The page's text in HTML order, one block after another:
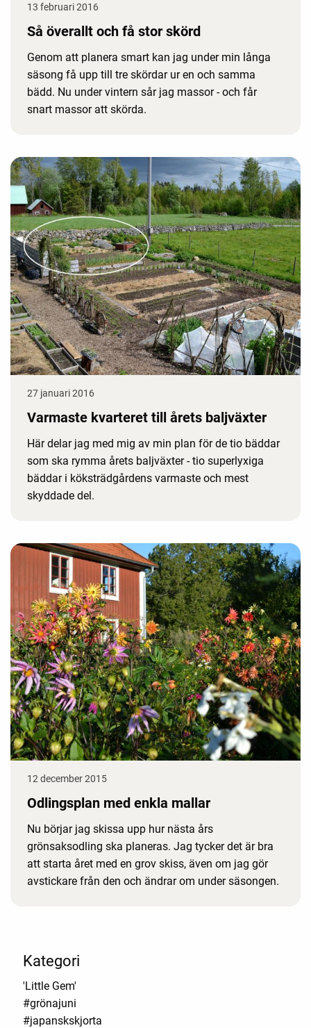
13 februari 2016
Så överallt och få stor skörd
Genom att planera smart kan jag under min långa
säsong få upp till tre skördar ur en och samma
bädd. Nu under vintern sår jag massor - och får
snart massor att skörda.
27 januari 2016
Varmaste kvarteret till årets baljväxter
Här delar jag med mig av min plan för de tio bäddar
som ska rymma årets baljväxter - tio superlyxiga
bäddar i köksträdgårdens varmaste och mest
skyddade del.
12 december 2015
Odlingsplan med enkla mallar
Nu börjar jag skissa upp hur nästa års
grönsaksodling ska planeras. Jag tycker det är bra
att starta året med en grov skiss, även om jag gör
avstickare från den och ändrar om under säsongen.
Kategori
'Little Gem'
#grönajuni
#japanskskjorta